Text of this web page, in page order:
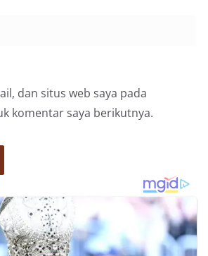
dan situs web saya pada
komentar saya berikutnya.